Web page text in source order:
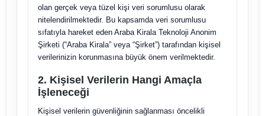
olan gerçek veya tüzel kişi veri sorumlusu olarak
nitelendirilmektedir. Bu kapsamda veri sorumlusu
sıfatıyla hareket eden Araba Kirala Teknoloji Anonim
Şirketi (“Araba Kirala” veya “Şirket”) tarafından kişisel
verilerinizin korunmasına büyük önem verilmektedir.
2. Kişisel Verilerin Hangi Amaçla
İşleneceği
Kişisel verilerin güvenliğinin sağlanması öncelikli